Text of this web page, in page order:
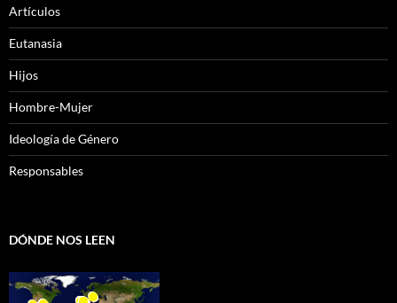
Artículos
Eutanasia
Hijos
Hombre-Mujer
Ideología de Género
Responsables
DÓNDE NOS LEEN